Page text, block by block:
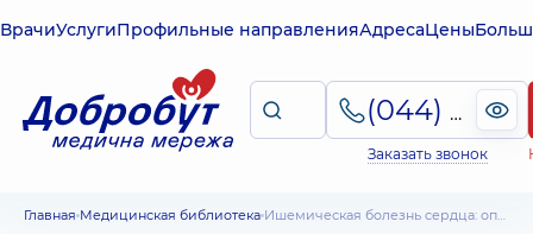
ВрачиУслугиПрофильные направленияАдресаЦены
(044) 495-2-888
Заказать звонок
Главная Медицинская библиотека Ишемическая болезнь сердца: опасна, но излечима